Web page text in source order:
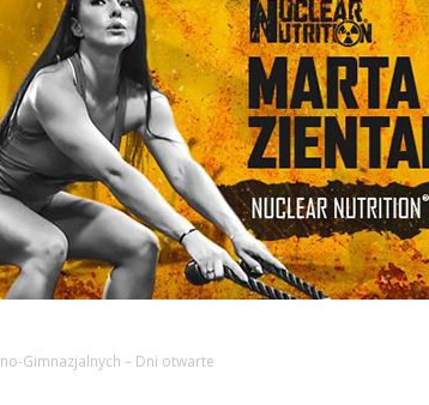
lokalne
źródło
Gimnazjalnych – Dni otwarte